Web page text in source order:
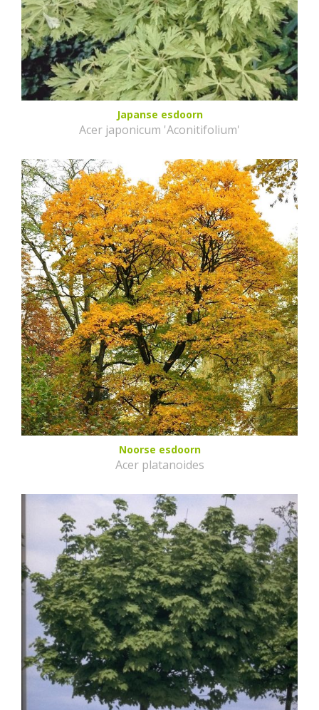
Japanse esdoorn
Acer japonicum 'Aconitifolium'
Noorse esdoorn
Acer platanoides